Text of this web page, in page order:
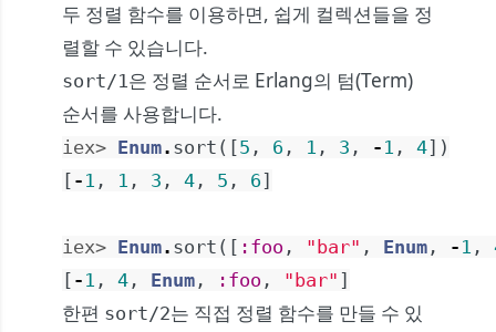
두 정렬 함수를 이용하면, 쉽게 컬렉션들을 정
렬할 수 있습니다.
sort/1은 정렬 순서로 Erlang의 텀(Term)
순서를 사용합니다.
iex> Enum. sort ( [5 , 6 , 1 , 3 , - 1 , 4] )
[ - 1 , 1 , 3 , 4 , 5 , 6]
iex> Enum. sort ( [ :foo , "bar" , Enum , - 1 ,
[ - 1 , 4 , Enum , :foo , "bar" ]
한편 sort/2는 직접 정렬 함수를 만들 수 있